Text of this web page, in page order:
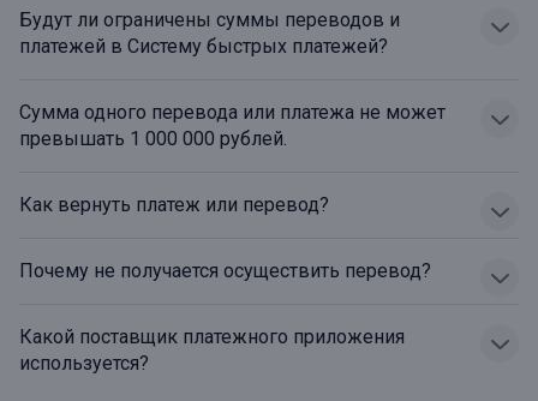
Будут ли ограничены суммы переводов и
платежей в Систему быстрых платежей?
Сумма одного перевода или платежа не может
превышать 1 000 000 рублей.
Как вернуть платеж или перевод?
Почему не получается осуществить перевод?
Какой поставщик платежного приложения
используется?